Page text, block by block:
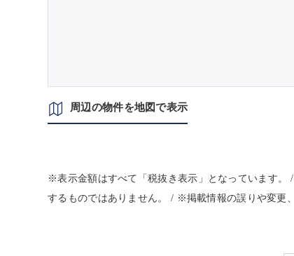
周辺の物件を地図で表示
※表示金額はすべて「税抜き表示」となっています
するものではありません。 / ※掲載情報の誤りや変更